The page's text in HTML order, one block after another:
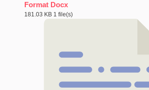
Format Docx
181.03 KB 1 file(s)